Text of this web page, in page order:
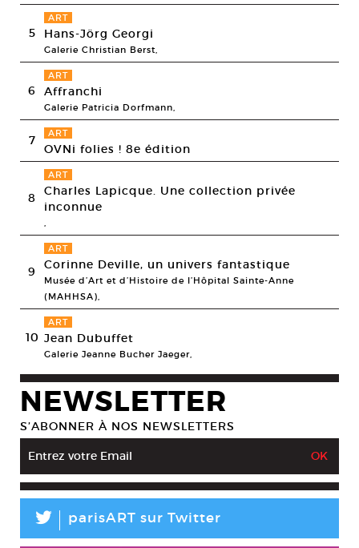
5
ART
Hans-Jörg Georgi
Galerie Christian Berst,
6
ART
Affranchi
Galerie Patricia Dorfmann,
7 ART
OVNi folies ! 8e édition
8
ART
Charles Lapicque. Une collection privée
inconnue
,
9
ART
Corinne Deville, un univers fantastique
Musée d’Art et d’Histoire de l’Hôpital Sainte-Anne
(MAHHSA),
10
ART
Jean Dubuffet
Galerie Jeanne Bucher Jaeger,
NEWSLETTER
S’ABONNER À NOS NEWSLETTERS
L parisART sur Twitter